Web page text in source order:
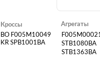
Кроссы
BO F005M10049
KR SPB1001BA
Агрегаты
STB1080BA
STB1363BA